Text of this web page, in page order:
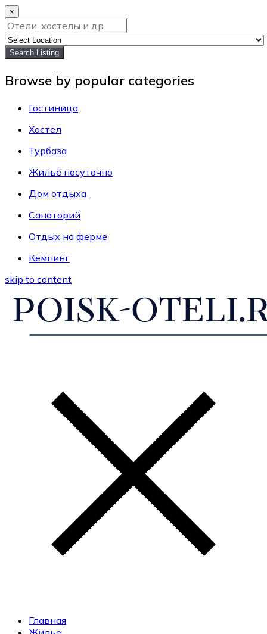
×
Search Listing
Browse by popular categories
Гостиница
Хостел
Турбаза
Жильё посуточно
Дом отдыха
Санаторий
Отдых на ферме
Кемпинг
skip to content
Главная